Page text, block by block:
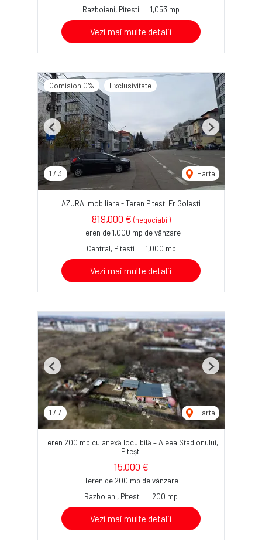
Razboieni, Pitesti
1,053 mp
Vezi mai multe detalii
Comision 0% Exclusivitate
1 / 3 Harta
Previous Next
AZURA Imobiliare - Teren Pitesti Fr Golesti
819,000 € (negociabil)
Teren de 1,000 mp de vânzare
Central, Pitesti
1,000 mp
Vezi mai multe detalii
1 / 7 Harta
Previous Next
Teren 200 mp cu anexă locuibilă – Aleea Stadionului,
Pitești
15,000 €
Teren de 200 mp de vânzare
Razboieni, Pitesti
200 mp
Vezi mai multe detalii